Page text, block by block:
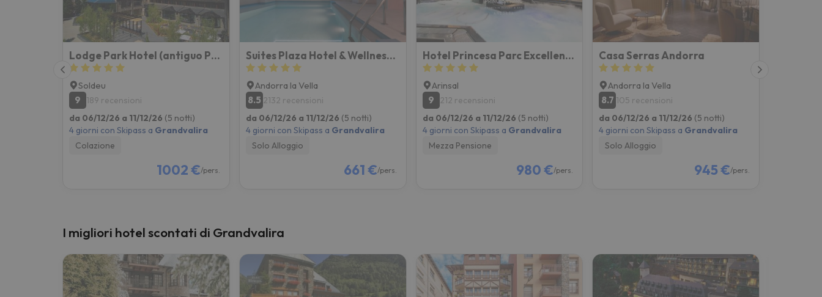
Lodge Park Hotel (antiguo Park Piolets)
Soldeu
9
189 recensioni
da 06/12/26 a 11/12/26 (5 notti)
4 giorni con Skipass a Grandvalira
Colazione
1002 €/pers.
Suites Plaza Hotel & Wellness Andorra
Andorra la Vella
8.5 2132 recensioni
da 06/12/26 a 11/12/26 (5 notti)
4 giorni con Skipass a Grandvalira
Solo Alloggio
661 €/pers.
Hotel Princesa Parc Excellence (ex Diana Parc)
Arinsal
9
212 recensioni
da 06/12/26 a 11/12/26 (5 notti)
4 giorni con Skipass a Grandvalira
Mezza Pensione
980 €/pers.
Casa Serras Andorra
Andorra la Vella
8.7 105 recensioni
da 06/12/26 a 11/12/26 (5 notti)
4 giorni con Skipass a Grandvalira
Solo Alloggio
945 €/pers.
I migliori hotel scontati di Grandvalira